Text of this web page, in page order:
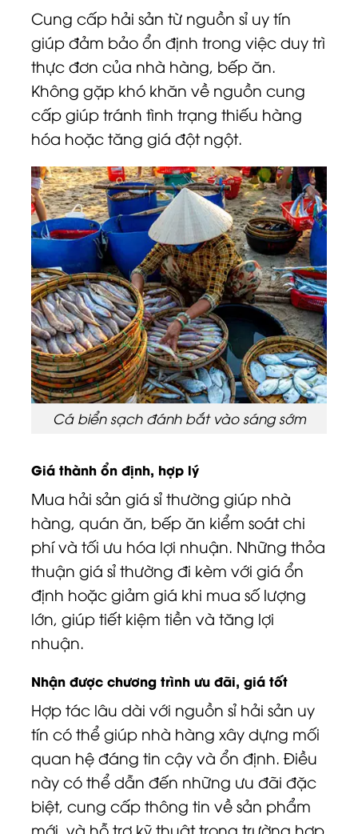
Cung cấp hải sản từ nguồn sỉ uy tín
giúp đảm bảo ổn định trong việc duy trì
thực đơn của nhà hàng, bếp ăn.
Không gặp khó khăn về nguồn cung
cấp giúp tránh tình trạng thiếu hàng
hóa hoặc tăng giá đột ngột.
Cá biển sạch đánh bắt vào sáng sớm
Giá thành ổn định, hợp lý
Mua hải sản giá sỉ thường giúp nhà
hàng, quán ăn, bếp ăn kiểm soát chi
phí và tối ưu hóa lợi nhuận. Những thỏa
thuận giá sỉ thường đi kèm với giá ổn
định hoặc giảm giá khi mua số lượng
lớn, giúp tiết kiệm tiền và tăng lợi
nhuận.
Nhận được chương trình ưu đãi, giá tốt
Hợp tác lâu dài với nguồn sỉ hải sản uy
tín có thể giúp nhà hàng xây dựng mối
quan hệ đáng tin cậy và ổn định. Điều
này có thể dẫn đến những ưu đãi đặc
biệt, cung cấp thông tin về sản phẩm
mới, và hỗ trợ kỹ thuật trong trường hợp